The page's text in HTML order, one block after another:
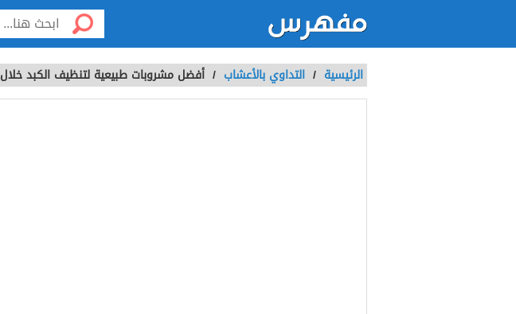
الرئيسية / التداوي باﻷعشاب / أفضل مشروبات طبيعية لتنظيف الكبد خلال 7 أيام